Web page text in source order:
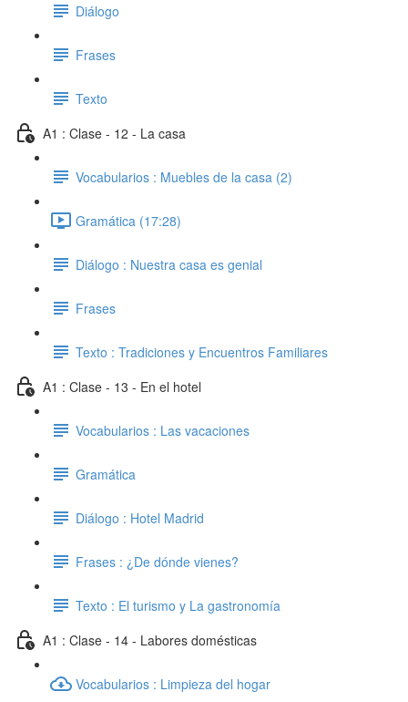
Diálogo
Frases
Texto
A1 : Clase - 12 - La casa
Vocabularios : Muebles de la casa (2)
Gramática (17:28)
Diálogo : Nuestra casa es genial
Frases
Texto : Tradiciones y Encuentros Familiares
A1 : Clase - 13 - En el hotel
Vocabularios : Las vacaciones
Gramática
Diálogo : Hotel Madrid
Frases : ¿De dónde vienes?
Texto : El turismo y La gastronomía
A1 : Clase - 14 - Labores domésticas
Vocabularios : Limpieza del hogar